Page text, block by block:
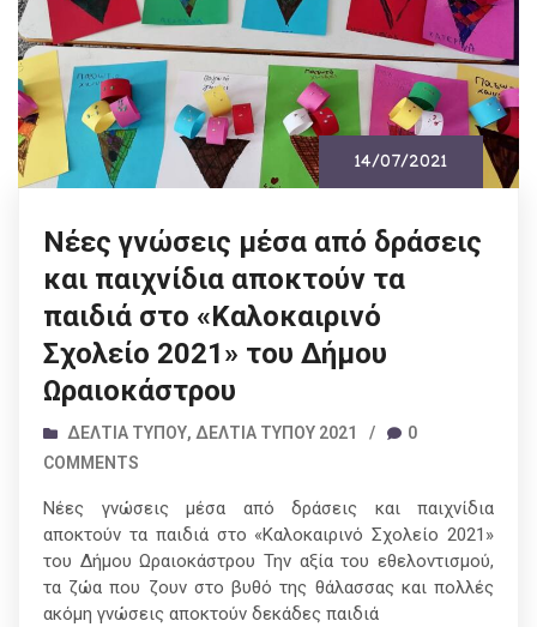
14/07/2021
Νέες γνώσεις μέσα από δράσεις
και παιχνίδια αποκτούν τα
παιδιά στο «Καλοκαιρινό
Σχολείο 2021» του Δήμου
Ωραιοκάστρου
ΔΕΛΤΊΑ ΤΎΠΟΥ, ΔΕΛΤΊΑ ΤΎΠΟΥ 2021 /
0
COMMENTS
Νέες γνώσεις μέσα από δράσεις και παιχνίδια
αποκτούν τα παιδιά στο «Καλοκαιρινό Σχολείο 2021»
του Δήμου Ωραιοκάστρου Την αξία του εθελοντισμού,
τα ζώα που ζουν στο βυθό της θάλασσας και πολλές
ακόμη γνώσεις αποκτούν δεκάδες παιδιά